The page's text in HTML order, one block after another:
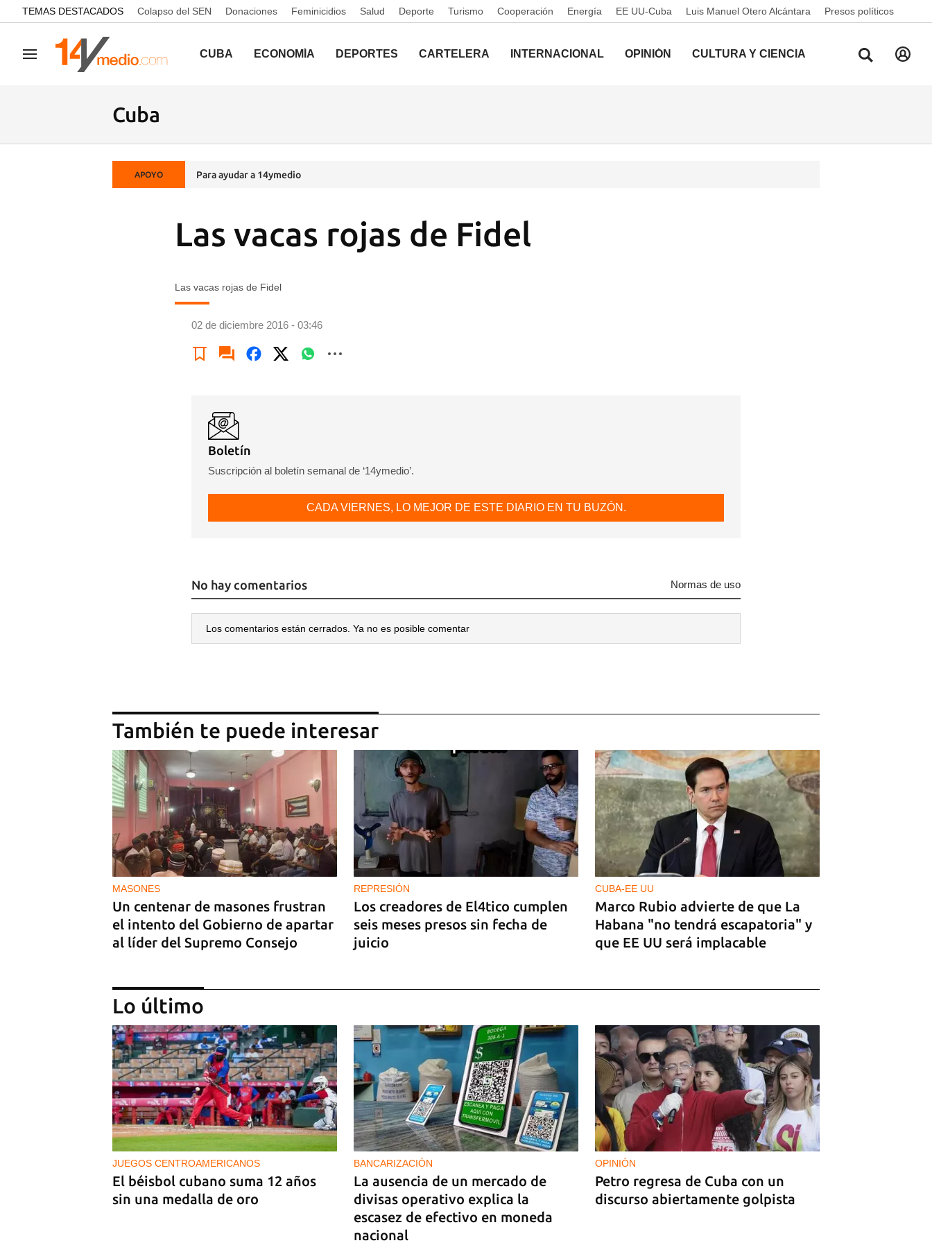
common.go-to-content
TEMAS DESTACADOS Colapso del SEN Donaciones Feminicidios Salud Deporte Turismo Cooperación Energía EE UU-Cuba Luis Manuel Otero Alcántara Presos políticos
Navegación CUBA ECONOMÍA DEPORTES CARTELERA INTERNACIONAL OPINIÓN CULTURA Y CIENCIA
Cuba
APOYO Para ayudar a 14ymedio
Las vacas rojas de Fidel
Las vacas rojas de Fidel
02 de diciembre 2016 - 03:46
Guardar como favorito
Para poder guardar como favorito, primero has de iniciar sesión con tu
INICIAR SESIÓN CANCELAR
Boletín
Suscripción al boletín semanal de ‘14ymedio’.
CADA VIERNES, LO MEJOR DE ESTE DIARIO EN TU BUZÓN.
No hay comentarios Normas de uso
Los comentarios están cerrados. Ya no es posible comentar
También te puede interesar
MASONES
Un centenar de masones frustran
el intento del Gobierno de apartar
al líder del Supremo Consejo
REPRESIÓN
Los creadores de El4tico cumplen
seis meses presos sin fecha de
juicio
CUBA-EE UU
Marco Rubio advierte de que La
Habana "no tendrá escapatoria" y
que EE UU será implacable
PODCAST
Cafecito informativo del viernes 7
de agosto de 2026
Lo último
JUEGOS CENTROAMERICANOS
El béisbol cubano suma 12 años
sin una medalla de oro
BANCARIZACIÓN
La ausencia de un mercado de
divisas operativo explica la
escasez de efectivo en moneda
nacional
OPINIÓN
Petro regresa de Cuba con un
discurso abiertamente golpista